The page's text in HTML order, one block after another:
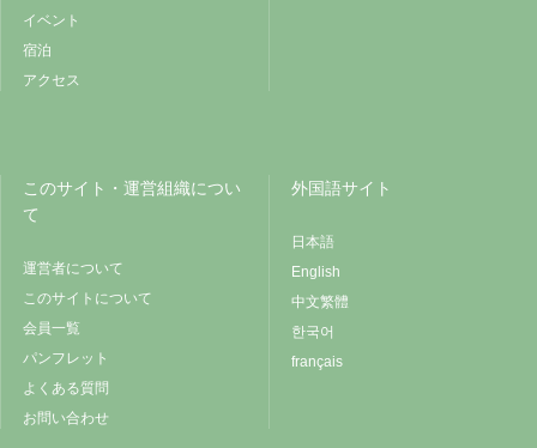
イベント
宿泊
アクセス
このサイト・運営組織につい
て
運営者について
このサイトについて
会員一覧
パンフレット
よくある質問
お問い合わせ
外国語サイト
日本語
English
中文繁體
한국어
français